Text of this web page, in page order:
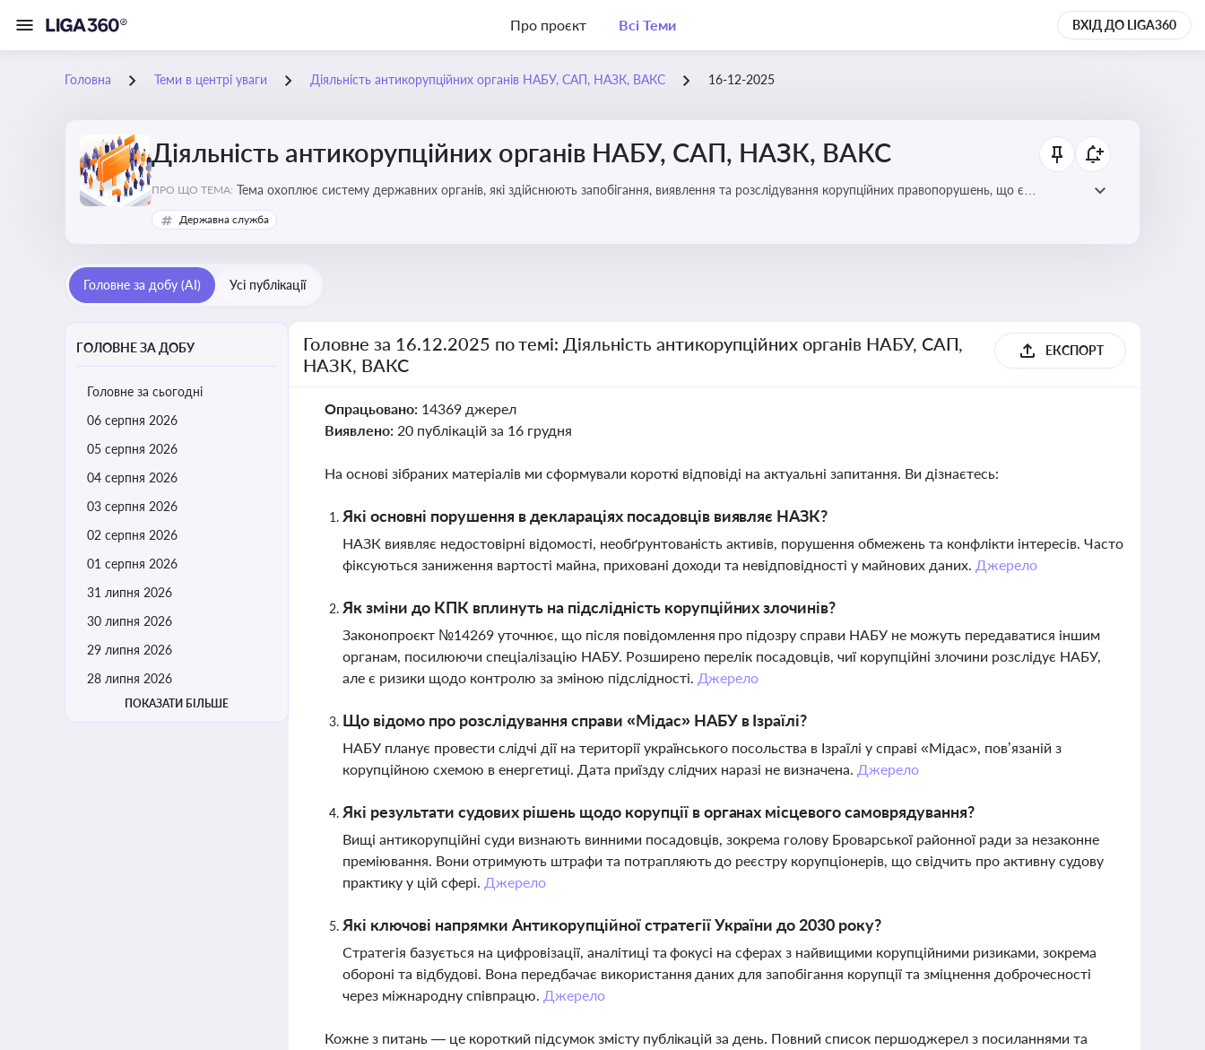
Про проєкт Всі Теми ВХІД ДО LIGA360
Головна Теми в центрі уваги Діяльність антикорупційних органів НАБУ, САП, НАЗК, ВАКС 16-12-2025
Діяльність антикорупційних органів НАБУ, САП, НАЗК, ВАКС
ПРО ЩО ТЕМА: Тема охоплює систему державних органів, які здійснюють запобігання, виявлення та розслідування корупційних правопорушень, що є
ключовим елементом забезпечення прозорості й доброчесності у державному управлінні та бізнесі
Державна служба
Головне за добу (AI) Усі публікації
ГОЛОВНЕ ЗА ДОБУ
Головне за сьогодні
06 серпня 2026
05 серпня 2026
04 серпня 2026
03 серпня 2026
02 серпня 2026
01 серпня 2026
31 липня 2026
30 липня 2026
29 липня 2026
28 липня 2026
ПОКАЗАТИ БІЛЬШЕ
Головне за 16.12.2025 по темі: Діяльність антикорупційних органів НАБУ, САП,
НАЗК, ВАКС
ЕКСПОРТ
Опрацьовано: 14369 джерел
Виявлено: 20 публікацій за 16 грудня
На основі зібраних матеріалів ми сформували короткі відповіді на актуальні запитання. Ви дізнаєтесь:
Які основні порушення в деклараціях посадовців виявляє НАЗК?
НАЗК виявляє недостовірні відомості, необґрунтованість активів, порушення обмежень та конфлікти інтересів. Часто
фіксуються заниження вартості майна, приховані доходи та невідповідності у майнових даних. Джерело
Як зміни до КПК вплинуть на підслідність корупційних злочинів?
Законопроєкт №14269 уточнює, що після повідомлення про підозру справи НАБУ не можуть передаватися іншим
органам, посилюючи спеціалізацію НАБУ. Розширено перелік посадовців, чиї корупційні злочини розслідує НАБУ,
але є ризики щодо контролю за зміною підслідності. Джерело
Що відомо про розслідування справи «Мідас» НАБУ в Ізраїлі?
НАБУ планує провести слідчі дії на території українського посольства в Ізраїлі у справі «Мідас», пов’язаній з
корупційною схемою в енергетиці. Дата приїзду слідчих наразі не визначена. Джерело
Які результати судових рішень щодо корупції в органах місцевого самоврядування?
Вищі антикорупційні суди визнають винними посадовців, зокрема голову Броварської районної ради за незаконне
преміювання. Вони отримують штрафи та потрапляють до реєстру корупціонерів, що свідчить про активну судову
практику у цій сфері. Джерело
Які ключові напрямки Антикорупційної стратегії України до 2030 року?
Стратегія базується на цифровізації, аналітиці та фокусі на сферах з найвищими корупційними ризиками, зокрема
обороні та відбудові. Вона передбачає використання даних для запобігання корупції та зміцнення доброчесності
через міжнародну співпрацю. Джерело
Кожне з питань — це короткий підсумок змісту публікацій за день. Повний список першоджерел з посиланнями та